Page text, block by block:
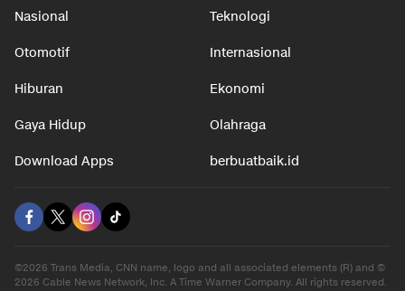
Nasional Teknologi
Otomotif Internasional
Hiburan Ekonomi
Gaya Hidup Olahraga
Download Apps berbuatbaik.id
©2026 Trans Media, CNN name, logo and all associated elements (R) and ©
2026 Cable News Network, Inc. A Time Warner Company. All rights reserved.